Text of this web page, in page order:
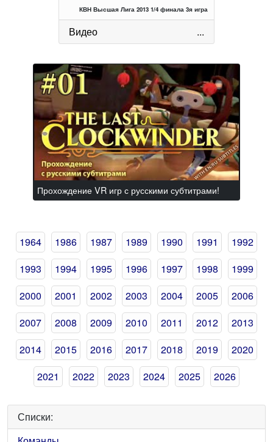
КВН Высшая Лига 2013 1/4 финала 3я игра
Видео ...
Прохождение VR игр с русскими субтитрами!
1964 1986 1987 1989 1990 1991
1992
1993
1994 1995 1996 1997 1998
1999
2000
2001 2002 2003 2004 2005
2006
2007
2008 2009 2010 2011 2012
2013
2014
2015 2016 2017 2018 2019
2020
2021
2022 2023 2024 2025 2026
Списки: